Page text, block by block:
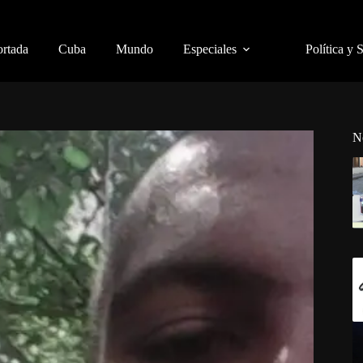
Cuba Mundo Especiales Política y